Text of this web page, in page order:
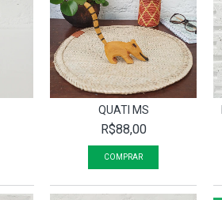
QUATI MS
R$88,00